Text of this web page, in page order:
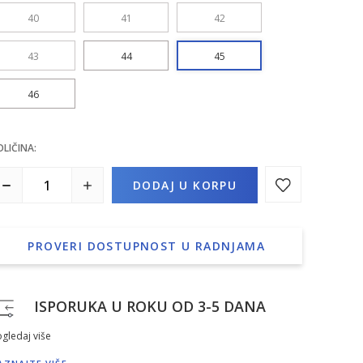
40 41 42
43 44 45
46
DODAJ U KORPU
PROVERI DOSTUPNOST U RADNJAMA
ISPORUKA U ROKU OD 3-5 DANA
više